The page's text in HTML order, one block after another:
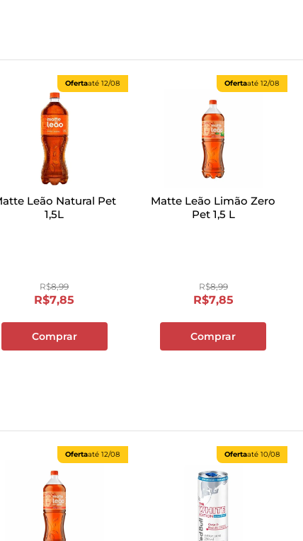
Ofertaaté12/08
Leão Natural Pet
1,5L
R$8,99
R$7,85
Comprar
Ofertaaté12/08
Matte Leão Limão Zero
Pet 1,5 L
R$8,99
R$7,85
Comprar
Ofertaaté12/08 Ofertaaté 10/08